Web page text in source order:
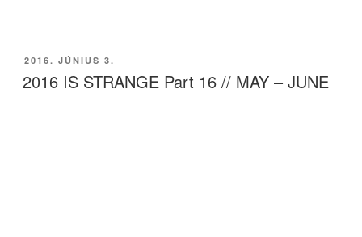
BEKÜLDVE:
2016. JÚNIUS 3.
2016 IS STRANGE Part 16 // MAY – JUNE